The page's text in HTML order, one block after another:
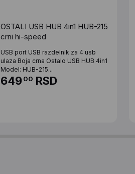
OSTALI USB HUB 4in1 HUB-215
crni hi-speed
USB port USB razdelnik za 4 usb
ulaza Boja crna Ostalo USB HUB 4in1
Model: HUB-215...
64900 RSD